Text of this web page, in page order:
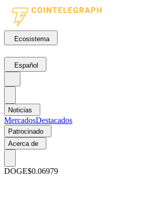
Ecosistema
Español
Noticias
MercadosDestacados
Patrocinado
Acerca de
DOGE$0.06979